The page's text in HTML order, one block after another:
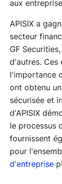
aux
APISIX a
secteur
GF Securities,
d'autres. Ces
l'importance
ont obtenu
sécurisée et
d'APISIX
le processus
fournissent
pour
d'entreprise